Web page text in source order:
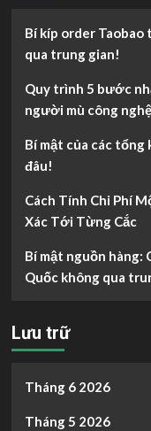
Bí kíp order Taobao
qua trung gian!
Quy trình 5 bước
người mù công nghệ
Bí mật của các tổng
đâu!
Cách Tính Chi Phí
Xác Tới Từng Cắc
Bí mật nguồn
Quốc không qua
Lưu trữ
Tháng 6 2026
Tháng 5 2026